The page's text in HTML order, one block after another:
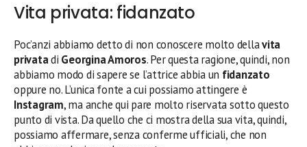
Vita privata: fidanzato
Poc’anzi abbiamo detto di non conoscere molto dellavita
privatadi Georgina Amoros. Per questa ragione, quindi, non
abbiamo modo di sapere se l’attrice abbia un fidanzato
oppure no. L’unica fonte a cui possiamo attingere è
Instagram, ma anche qui pare molto riservata sotto questo
punto di vista. Da quello che ci mostra della sua vita, quindi,
possiamo affermare, senza conferme ufficiali, che non